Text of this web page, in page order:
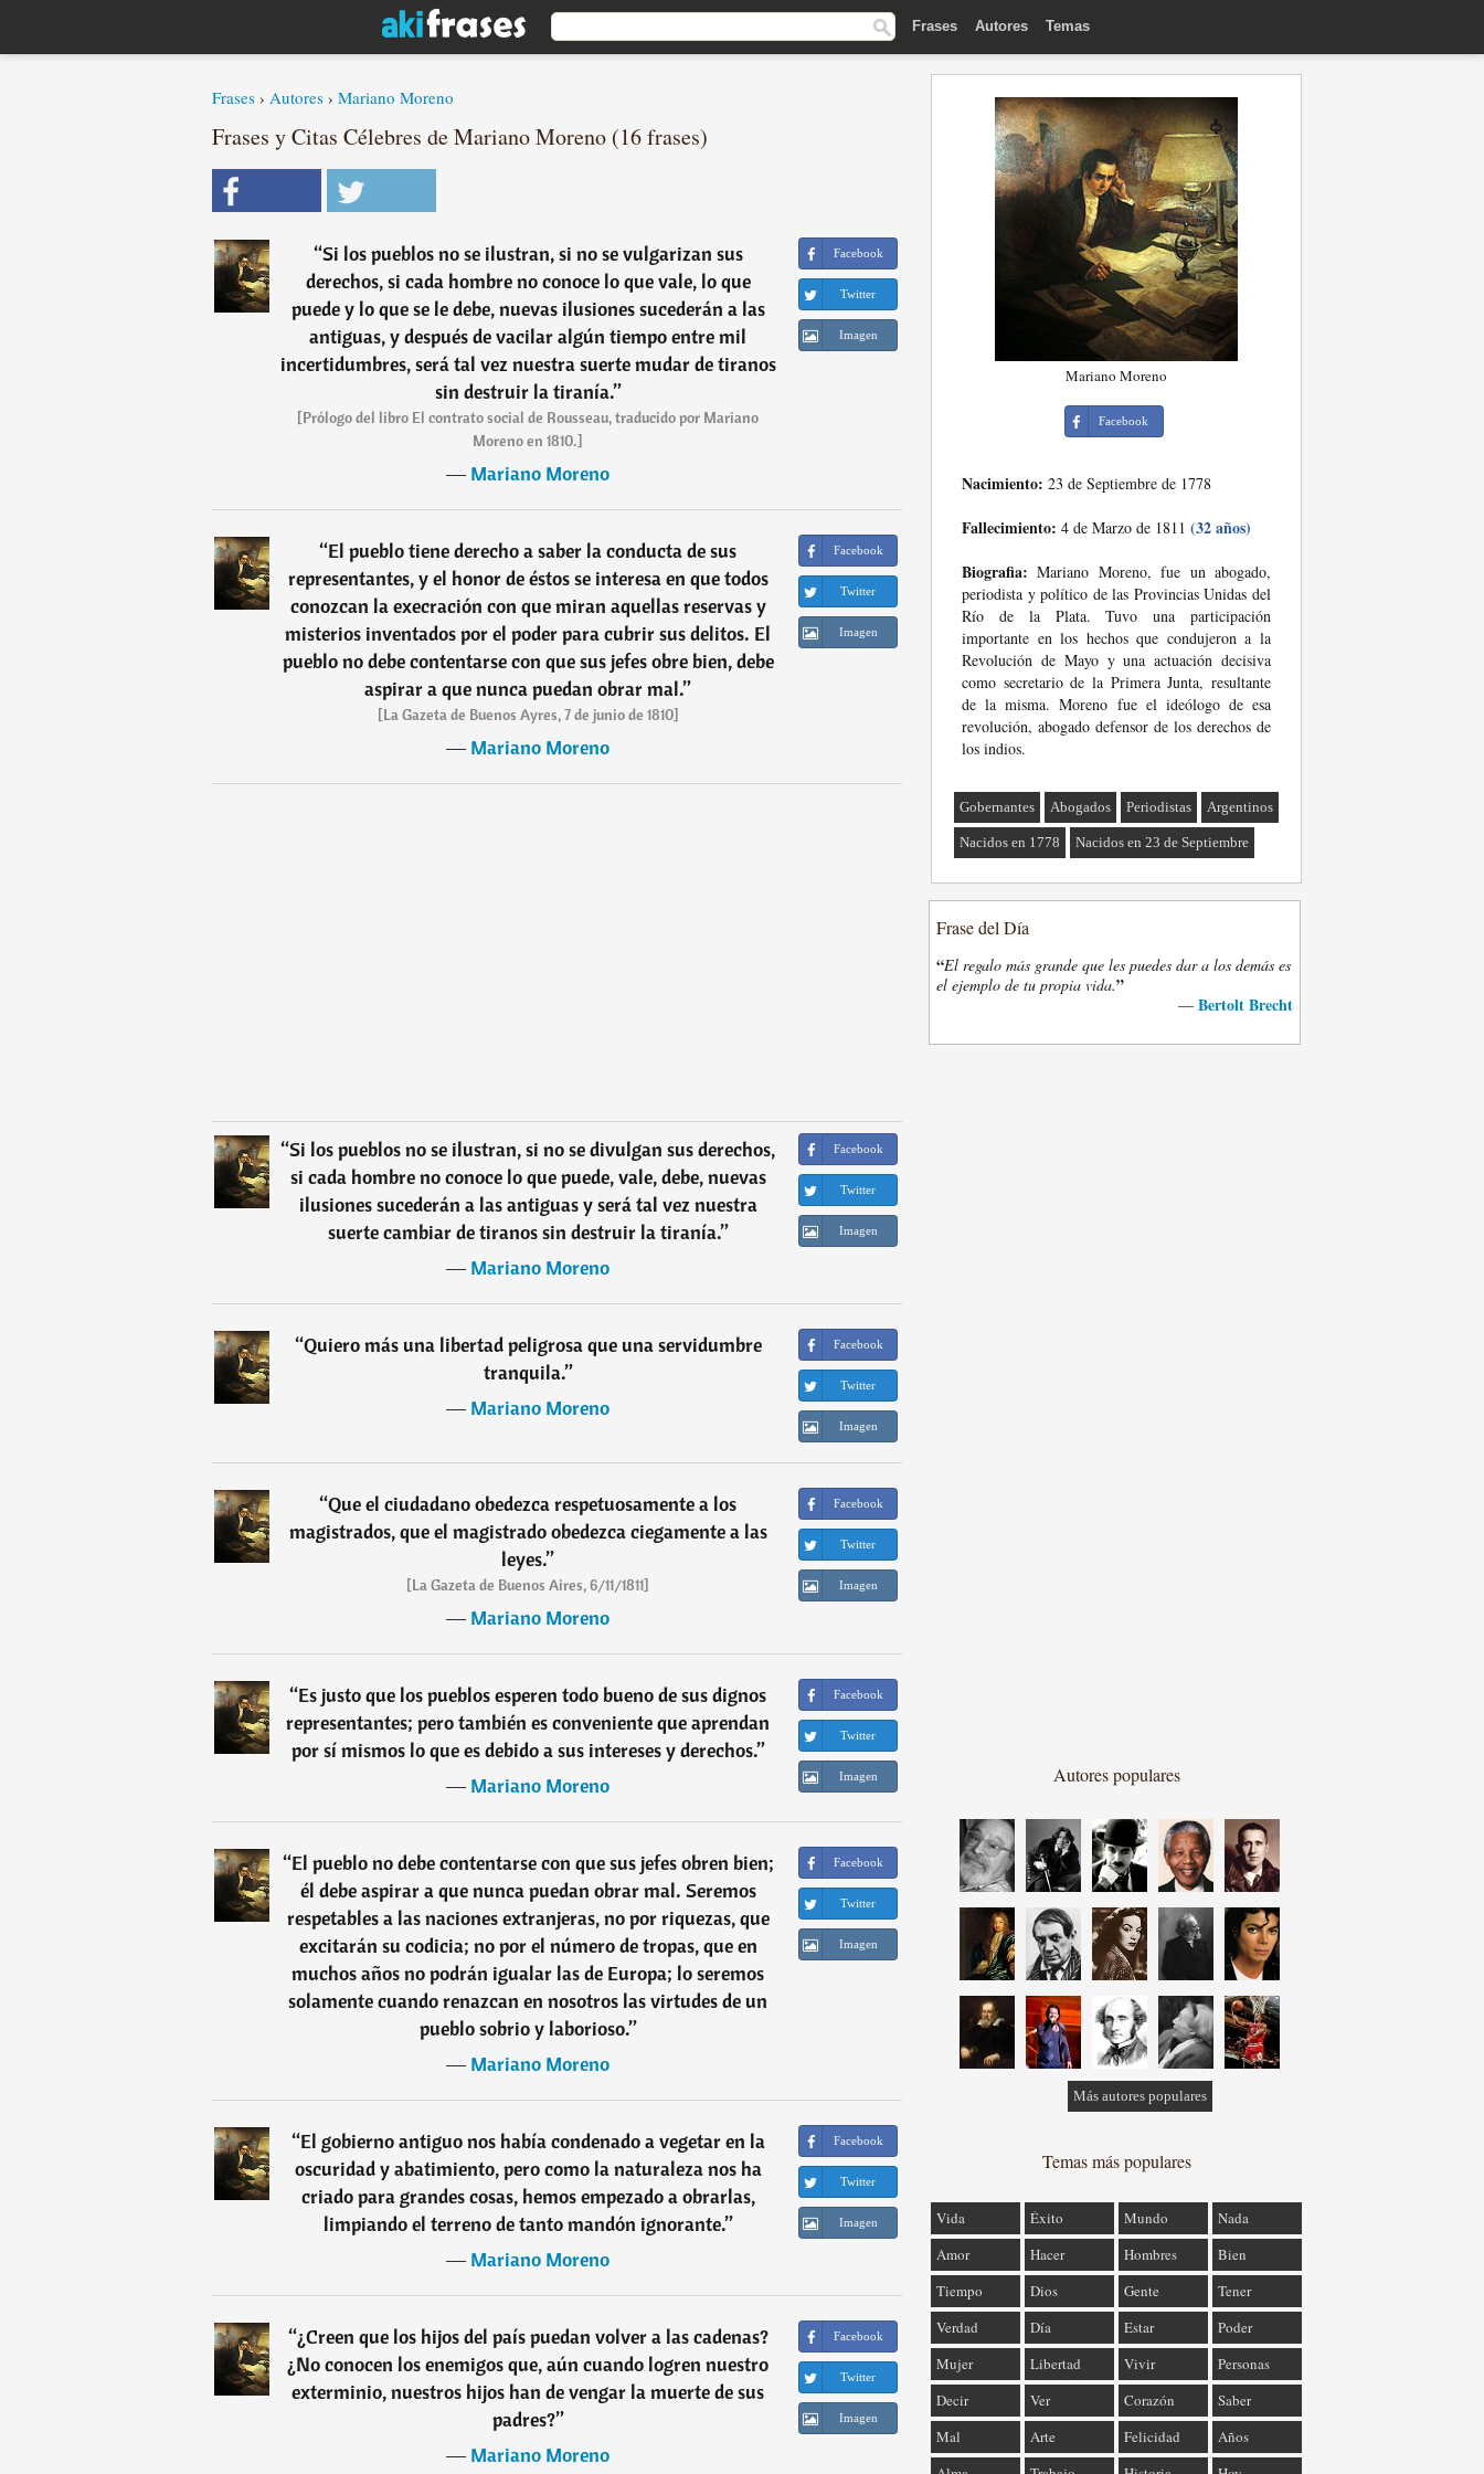
Frases Autores Temas
Frases › Autores › Mariano Moreno
Frases y Citas Célebres de Mariano Moreno (16 frases)
“Si los pueblos no se ilustran, si no se vulgarizan sus
derechos, si cada hombre no conoce lo que vale, lo que
puede y lo que se le debe, nuevas ilusiones sucederán a las
antiguas, y después de vacilar algún tiempo entre mil
incertidumbres, será tal vez nuestra suerte mudar de tiranos
sin destruir la tiranía.”
[Prólogo del libro El contrato social de Rousseau, traducido por Mariano
Moreno en 1810.]
―Mariano Moreno
Facebook
Twitter
Imagen
“El pueblo tiene derecho a saber la conducta de sus
representantes, y el honor de éstos se interesa en que todos
conozcan la execración con que miran aquellas reservas y
misterios inventados por el poder para cubrir sus delitos. El
pueblo no debe contentarse con que sus jefes obre bien, debe
aspirar a que nunca puedan obrar mal.”
[La Gazeta de Buenos Ayres, 7 de junio de 1810]
―Mariano Moreno
Facebook
Twitter
Imagen
“Si los pueblos no se ilustran, si no se divulgan sus derechos,
si cada hombre no conoce lo que puede, vale, debe, nuevas
ilusiones sucederán a las antiguas y será tal vez nuestra
suerte cambiar de tiranos sin destruir la tiranía.”
―Mariano Moreno
Facebook
Twitter
Imagen
“Quiero más una libertad peligrosa que una servidumbre
tranquila.”
―Mariano Moreno
Facebook
Twitter
Imagen
“Que el ciudadano obedezca respetuosamente a los
magistrados, que el magistrado obedezca ciegamente a las
leyes.”
[La Gazeta de Buenos Aires, 6/11/1811]
―Mariano Moreno
Facebook
Twitter
Imagen
“Es justo que los pueblos esperen todo bueno de sus dignos
representantes; pero también es conveniente que aprendan
por sí mismos lo que es debido a sus intereses y derechos.”
―Mariano Moreno
Facebook
Twitter
Imagen
“El pueblo no debe contentarse con que sus jefes obren bien;
él debe aspirar a que nunca puedan obrar mal. Seremos
respetables a las naciones extranjeras, no por riquezas, que
excitarán su codicia; no por el número de tropas, que en
muchos años no podrán igualar las de Europa; lo seremos
solamente cuando renazcan en nosotros las virtudes de un
pueblo sobrio y laborioso.”
―Mariano Moreno
Facebook
Twitter
Imagen
“El gobierno antiguo nos había condenado a vegetar en la
oscuridad y abatimiento, pero como la naturaleza nos ha
criado para grandes cosas, hemos empezado a obrarlas,
limpiando el terreno de tanto mandón ignorante.”
―Mariano Moreno
Facebook
Twitter
Imagen
“¿Creen que los hijos del país puedan volver a las cadenas?
¿No conocen los enemigos que, aún cuando logren nuestro
exterminio, nuestros hijos han de vengar la muerte de sus
padres?”
―Mariano Moreno
Facebook
Twitter
Imagen
Mariano Moreno
Facebook
Nacimiento: 23 de Septiembre de 1778
Fallecimiento: 4 de Marzo de 1811 (32 años)
Biografia: Mariano Moreno, fue un abogado,
periodista y político de las Provincias Unidas del
Río de la Plata. Tuvo una participación
importante en los hechos que condujeron a la
Revolución de Mayo y una actuación decisiva
como secretario de la Primera Junta, resultante
de la misma. Moreno fue el ideólogo de esa
revolución, abogado defensor de los derechos de
los indios.
Gobernantes Abogados Periodistas Argentinos
Nacidos en 1778 Nacidos en 23 de Septiembre
Frase del Día
“El regalo más grande que les puedes dar a los demás es
el ejemplo de tu propia vida.”
— Bertolt Brecht
Autores populares
Más autores populares
Temas más populares
Vida Éxito Mundo
Nada
Amor
Hacer Hombres
Bien
Tiempo
Dios Gente
Tener
Verdad
Día Estar
Poder
Mujer
Libertad Vivir
Personas
Decir
Ver Corazón
Saber
Mal
Arte Felicidad
Años